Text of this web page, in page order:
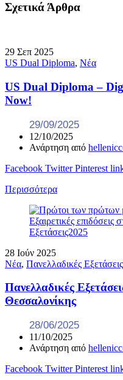
Σχετικά Άρθρα
29 Σεπ 2025
US Dual Diploma, Νέα
US Dual Diploma –
Now!
29/09/2025
12/10/2025
Ανάρτηση από
Facebook Twitter Pinterest
Περισσότερα
28 Ιούν 2025
Νέα, Πανελλαδικές Εξετάσεις
Πανελλαδικές
Θεσσαλονίκης
28/06/2025
11/10/2025
Ανάρτηση από
Facebook Twitter Pinterest